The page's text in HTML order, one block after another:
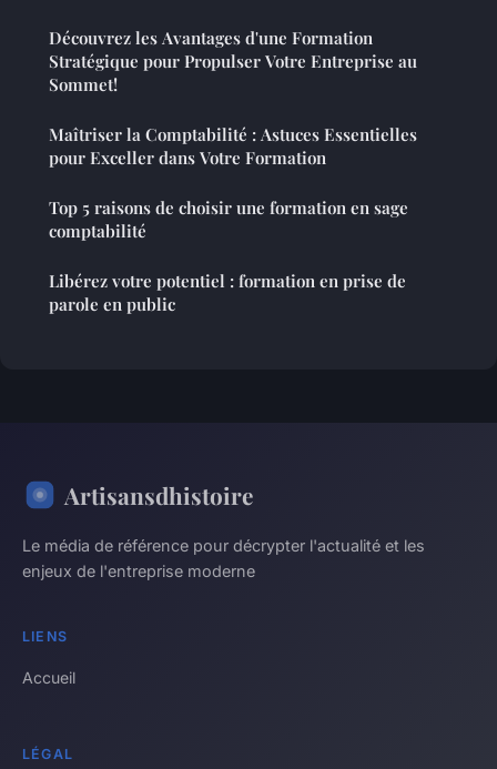
Découvrez les Avantages d'une Formation
Stratégique pour Propulser Votre Entreprise au
Sommet!
Maîtriser la Comptabilité : Astuces Essentielles
pour Exceller dans Votre Formation
Top 5 raisons de choisir une formation en sage
comptabilité
Libérez votre potentiel : formation en prise de
parole en public
Artisansdhistoire
Le média de référence pour décrypter l'actualité et les
enjeux de l'entreprise moderne
LIENS
Accueil
LÉGAL